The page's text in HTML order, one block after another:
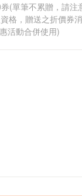
(單筆不累贈，請注
格，贈送之折價券
活動合併使用)